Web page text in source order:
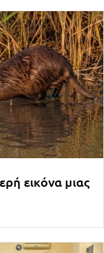
εικόνα μιας